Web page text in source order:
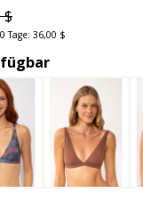
$
Tage: 36,00 $